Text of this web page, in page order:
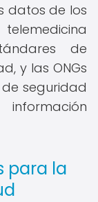
datos de los
de
y las ONGs
seguridad
para la